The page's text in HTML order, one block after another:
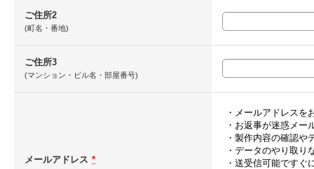
ご住所2
(町名・番地)
ご住所3
(マンション・ビル名・部屋番号)
メールアドレス *
・メールアドレスを
・お返事が迷惑メー
・製作内容の確認や
・データのやり取り
・送受信可能ですぐ